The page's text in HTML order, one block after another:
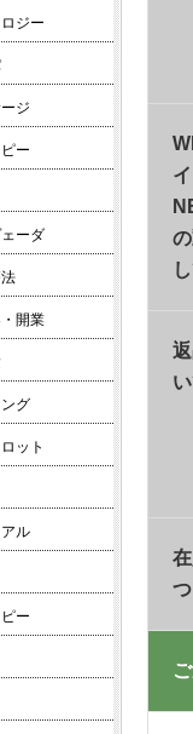
ジー
ジ
ー
ーダ
開業
グ
ット
ル
ー